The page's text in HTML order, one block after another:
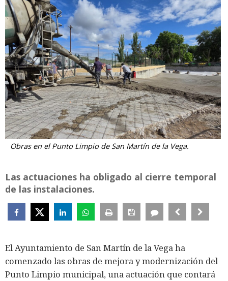
Obras en el Punto Limpio de San Martín de la Vega.
Las actuaciones ha obligado al cierre temporal
de las instalaciones.
El Ayuntamiento de San Martín de la Vega ha
comenzado las obras de mejora y modernización del
Punto Limpio municipal, una actuación que contará